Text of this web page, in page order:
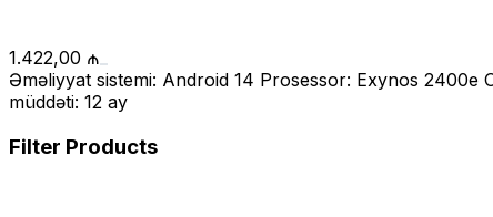
1.422,00 ₼
Əməliyyat sistemi: Android 14 Prosessor: Exynos 2400e
müddəti: 12 ay
Filter Products